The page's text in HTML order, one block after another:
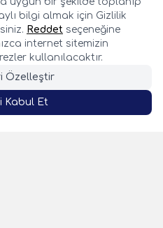
EKLE
bilgi almak için Gizlilik
Reddet seçeneğine
internet sitemizin
kullanılacaktır.
Özelleştir
Kabul Et